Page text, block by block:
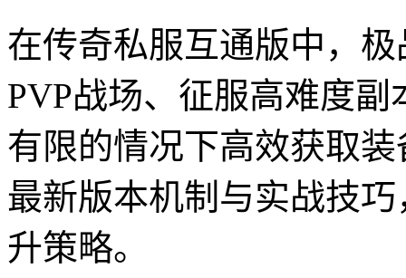
在传奇私服互通版中，
PVP战场、征服高难度
有限的情况下高效获取
最新版本机制与实战技
升策略。